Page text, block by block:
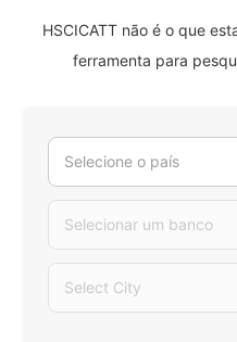
HSCICATT não é o que
ferramenta para
Selecione o país
Selecionar um banco
Select City